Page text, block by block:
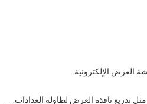
العرض الإلكترونية.